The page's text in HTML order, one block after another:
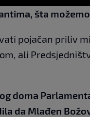
šta
pojačan priliv
ali
doma
da Mlađen